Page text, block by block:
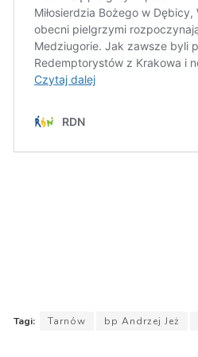
Tagi: Tarnów bp Andrzej Jeż